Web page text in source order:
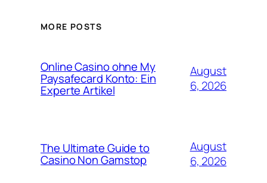
MORE POSTS
Online Casino ohne My
Paysafecard Konto: Ein
Experte Artikel
August
6, 2026
The Ultimate Guide to
Casino Non Gamstop
August
6, 2026